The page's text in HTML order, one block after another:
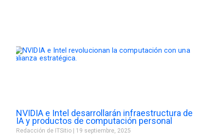
NVIDIA e Intel desarrollarán infraestructura de
IA y productos de computación personal
Redacción de ITSitio 19 septiembre, 2025